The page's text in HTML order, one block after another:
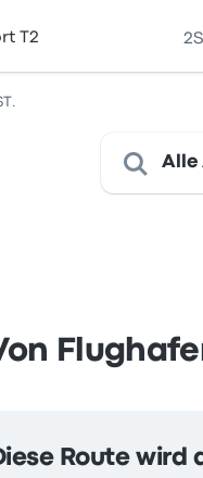
T2
Alle
Route